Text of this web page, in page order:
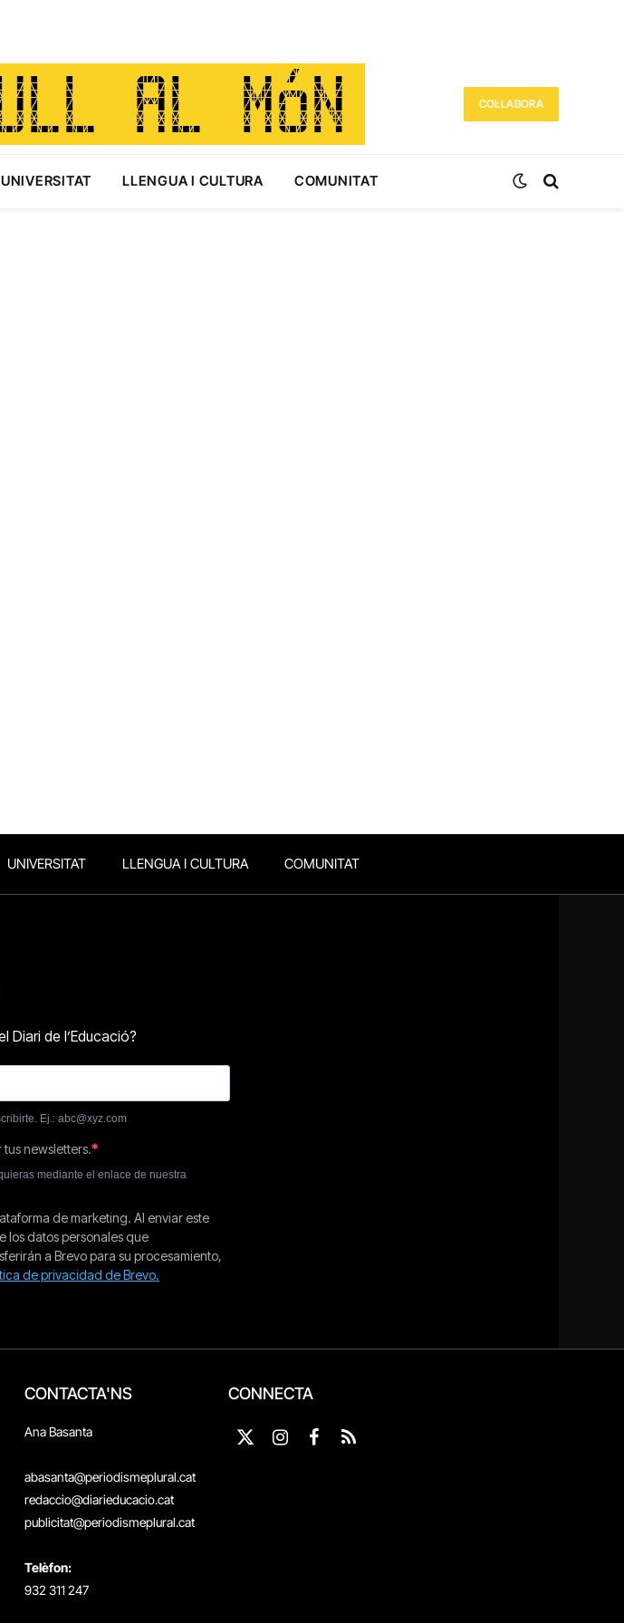
COL·LABORA
UNIVERSITAT LLENGUA I CULTURA COMUNITAT
UNIVERSITAT LLENGUA I CULTURA COMUNITAT
CONTACTA'NS
Ana Basanta
abasanta@periodismeplural.cat
redaccio@diarieducacio.cat
publicitat@periodismeplural.cat
Telèfon:
932 311 247
CONNECTA
X
InstagramFacebook
RSS